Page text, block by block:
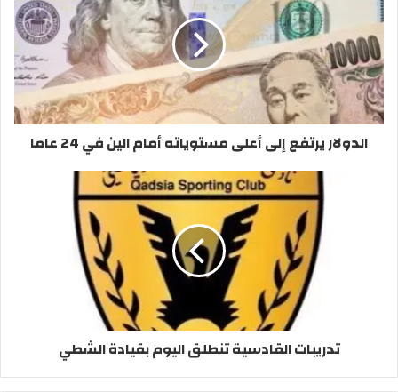
ويتأهل لكأس آسيا، صاحب المركز الأول في كل مجموعة، إلى
جانب أفضل خمسة منتخبات تحصل على المركز الثاني.
منتخب شباب الكويت لكرة القدم
الدولار يرتفع إلى أعلى مستوياته أمام الين في 24 عاما
تدريبات القادسية تنطلق اليوم بقيادة الشطي